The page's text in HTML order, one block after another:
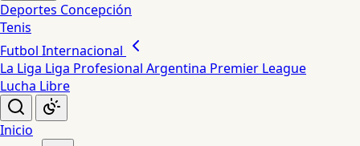
Deportes Concepción
Tenis
Futbol Internacional
La Liga Liga Profesional Argentina Premier League
Lucha Libre
Inicio